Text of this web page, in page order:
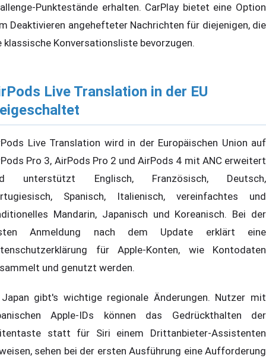
Punktestände erhalten. CarPlay bietet eine Option
Deaktivieren angehefteter Nachrichten für diejenigen, die
klassische Konversationsliste bevorzugen.
Live Translation in der EU
Live Translation wird in der Europäischen Union auf
Pro 3, AirPods Pro 2 und AirPods 4 mit ANC erweitert
unterstützt Englisch, Französisch, Deutsch,
Spanisch, Italienisch, vereinfachtes und
Mandarin, Japanisch und Koreanisch. Bei der
Anmeldung nach dem Update erklärt eine
für Apple-Konten, wie Kontodaten
und genutzt werden.
gibt's wichtige regionale Änderungen. Nutzer mit
Apple-IDs können das Gedrückthalten der
statt für Siri einem Drittanbieter-Assistenten
sehen bei der ersten Ausführung eine Aufforderung